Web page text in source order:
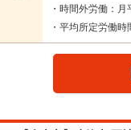
・時間外労働：
・平均所定労働